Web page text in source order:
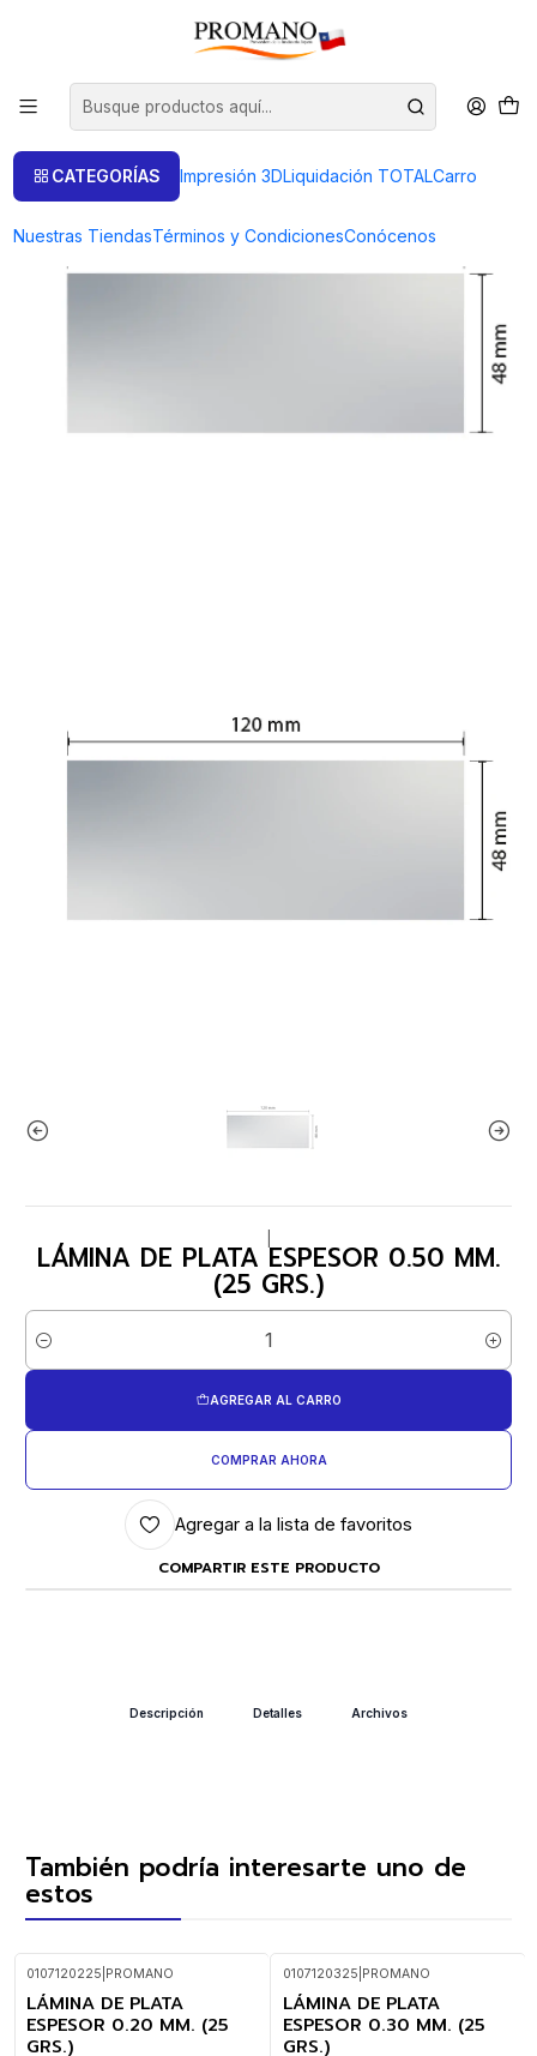
CATEGORÍAS Impresión 3DLiquidación TOTALCarro
Nuestras TiendasTérminos y CondicionesConócenos
Semielaborados Plata
LÁMINA DE PLATA ESPESOR 0.50 MM. (25 GRS.)
LÁMINA DE PLATA ESPESOR 0.50 MM.
(25 GRS.)
Cantidad
AGREGAR AL CARRO
COMPRAR AHORA
Agregar a la lista de favoritos
COMPARTIR ESTE PRODUCTO
Descripción Detalles Archivos
También podría interesarte uno de
estos
0107120225 PROMANO
LÁMINA DE PLATA
ESPESOR 0.20 MM. (25
GRS.)
0107120325 PROMANO
LÁMINA DE PLATA
ESPESOR 0.30 MM. (25
GRS.)